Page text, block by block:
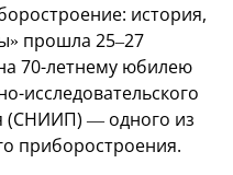
история,
прошла 25–27
70-летнему юбилею
исследовательского
(СНИИП) — одного из
приборостроения.